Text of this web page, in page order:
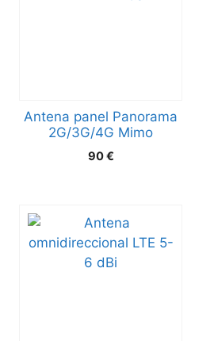
Antena panel Panorama
2G/3G/4G Mimo
90€